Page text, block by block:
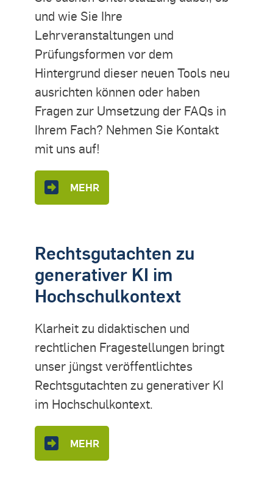
und wie Sie Ihre
Lehrveranstaltungen und
Prüfungsformen vor dem
Hintergrund dieser neuen Tools neu
ausrichten können oder haben
Fragen zur Umsetzung der FAQs in
Ihrem Fach? Nehmen Sie Kontakt
mit uns auf!
MEHR
Rechtsgutachten zu
generativer KI im
Hochschulkontext
Klarheit zu didaktischen und
rechtlichen Fragestellungen bringt
unser jüngst veröffentlichtes
Rechtsgutachten zu generativer KI
im Hochschulkontext.
MEHR